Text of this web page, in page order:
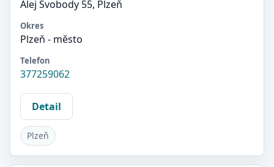
Alej Svobody 55, Plzeň
Okres
Plzeň - město
Telefon
377259062
Detail
Plzeň